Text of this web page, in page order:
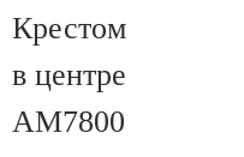
Крестом
в центре
AM7800